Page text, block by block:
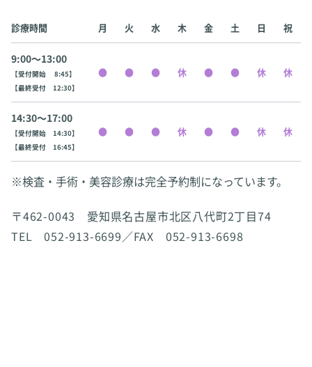
診療時間 月 火 水 木 金 土 日 祝
9:00〜13:00
【受付開始 8:45】
【最終受付 12:30】
14:30〜17:00
【受付開始 14:30】
【最終受付 16:45】
※検査・手術・美容診療は完全予約制になっています。
〒462-0043 愛知県名古屋市北区八代町2丁目74
TEL 052-913-6699／FAX 052-913-6698